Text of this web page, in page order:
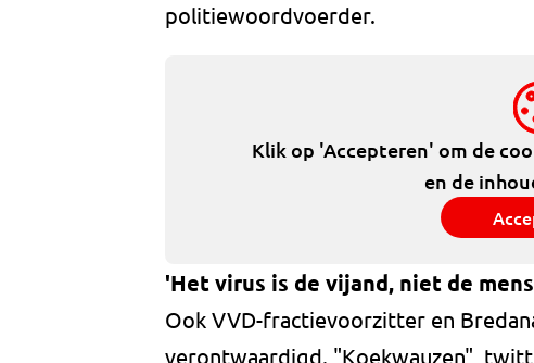
politiewoordvoerder.
Klik op 'Accepteren' om de
en de
'Het virus is de vijand, niet de
Ook VVD-fractievoorzitter en
verontwaardigd. "Koekwauzen",